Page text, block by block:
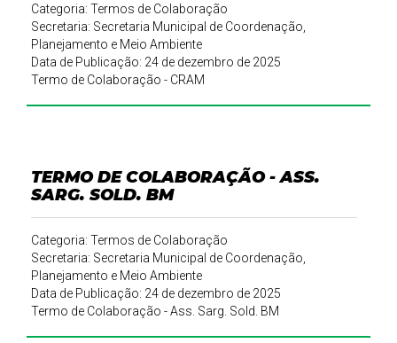
Categoria: Termos de Colaboração
Secretaria: Secretaria Municipal de Coordenação,
Planejamento e Meio Ambiente
Data de Publicação: 24 de dezembro de 2025
Termo de Colaboração - CRAM
TERMO DE COLABORAÇÃO - ASS.
SARG. SOLD. BM
Categoria: Termos de Colaboração
Secretaria: Secretaria Municipal de Coordenação,
Planejamento e Meio Ambiente
Data de Publicação: 24 de dezembro de 2025
Termo de Colaboração - Ass. Sarg. Sold. BM